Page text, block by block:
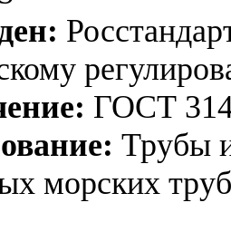
ГОСТ
Трубы
морских